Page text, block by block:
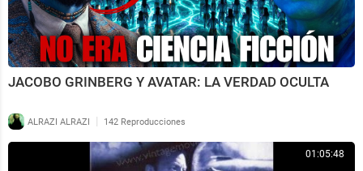
JACOBO GRINBERG Y AVATAR: LA VERDAD OCULTA
ALRAZI ALRAZI | 142 Reproducciones
01:05:48